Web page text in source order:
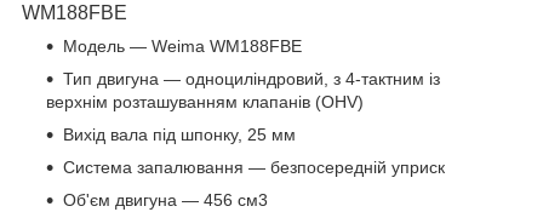
WM188FBE
Модель — Weima WM188FBE
Тип двигуна — одноциліндровий, з 4-тактним із
верхнім розташуванням клапанів (ОНV)
Вихід вала під шпонку, 25 мм
Система запалювання — безпосередній уприск
Об'єм двигуна — 456 см3